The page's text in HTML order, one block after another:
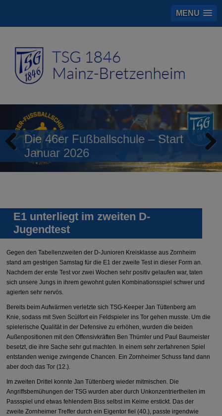
MENU
Die 46er Fußballschule – Start
Januar 2026
Previous
E1 unterliegt im zweiten D-
Jugendtest
Gegen den Tabellenzweiten der D-Junioren Kreisklasse aus Zornheim
stand am gestrigen Samstag für die E1 der zweite Test in dieser Form an.
Nachdem der erste Test vor zwei Wochen sehr positiv gelaufen war, taten
sich unsere Jungs in ihrem gewohnt guten Kombinationsspiel schwer und
agierten sehr nervös.
Bereits beim Aufwärmen verletzte sich TSG-Keeper Jan Tüttenberg am
Knie, sodass mit Sven Scülfort ein Feldspieler ins Tor gehen musste. Um die
spielerische Qualität in der Defensive zu erhöhen, wurden die beiden
Außenpositionen mit den Offensivkräften Ben Thümler und Paul Baumeister
besetzt, die ihre Sache sehr gut machten. In einem sehr zerfahrenen Spiel
entstanden wenige zwingende Chancen. Ein Zornheimer Schuss fand dann
aber doch das Tor (12.).
Im zweiten Drittel konnte Jan Tüttenberg wieder mitmischen. Die
Angriffsbemühungen der TSG wurden aber durch Unkonzentriertheiten im
Passspiel und etwas fehlendem Biss selbst im Keime erstickt. Das der
zweite Zornheimer Treffer durch ein Eigentor fiel (40.), passte irgendwie